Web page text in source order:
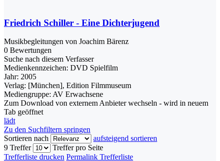
Friedrich Schiller - Eine Dichterjugend
Musikbegleitungen von Joachim Bärenz
0 Bewertungen
Suche nach diesem Verfasser
Medienkennzeichen: DVD Spielfilm
Jahr: 2005
Verlag: [München], Edition Filmmuseum
Mediengruppe: AV Erwachsene
Zum Download von externem Anbieter wechseln - wird in neuem
Tab geöffnet
lädt
Zu den Suchfiltern springen
Sortieren nach
aufsteigend sortieren
9 Treffer
Treffer pro Seite
Trefferliste drucken Permalink Trefferliste